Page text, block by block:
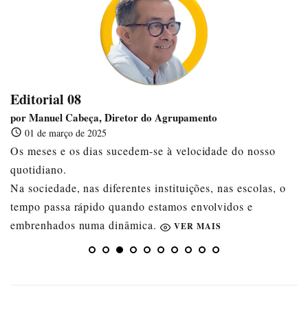
Editorial 08
por Manuel Cabeça, Diretor do Agrupamento
01 de março de 2025
Os meses e os dias sucedem-se à velocidade do nosso
quotidiano.
Na sociedade, nas diferentes instituições, nas escolas, o
tempo passa rápido quando estamos envolvidos e
embrenhados numa dinâmica.
VER MAIS